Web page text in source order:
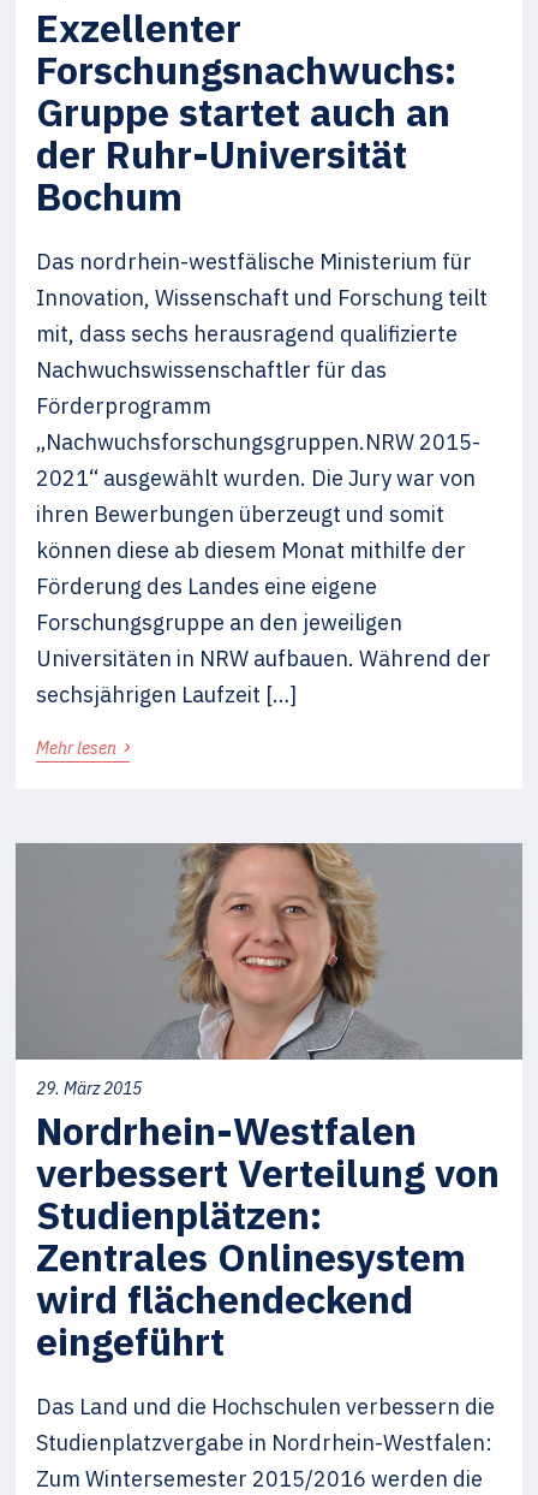
Exzellenter
Forschungsnachwuchs:
Gruppe startet auch an
der Ruhr-Universität
Bochum
Das nordrhein-westfälische Ministerium für
Innovation, Wissenschaft und Forschung teilt
mit, dass sechs herausragend qualifizierte
Nachwuchswissenschaftler für das
Förderprogramm
„Nachwuchsforschungsgruppen.NRW 2015-
2021“ ausgewählt wurden. Die Jury war von
ihren Bewerbungen überzeugt und somit
können diese ab diesem Monat mithilfe der
Förderung des Landes eine eigene
Forschungsgruppe an den jeweiligen
Universitäten in NRW aufbauen. Während der
sechsjährigen Laufzeit […]
Mehr lesen ›
29. März 2015
Nordrhein-Westfalen
verbessert Verteilung von
Studienplätzen:
Zentrales Onlinesystem
wird flächendeckend
eingeführt
Das Land und die Hochschulen verbessern die
Studienplatzvergabe in Nordrhein-Westfalen:
Zum Wintersemester 2015/2016 werden die